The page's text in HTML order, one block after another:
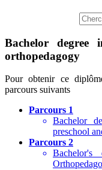
Bachelor degree
orthopedagogy
Pour obtenir ce
parcours suivants
Parcours 1
Bachelor
preschool
Parcours 2
Bachelor's